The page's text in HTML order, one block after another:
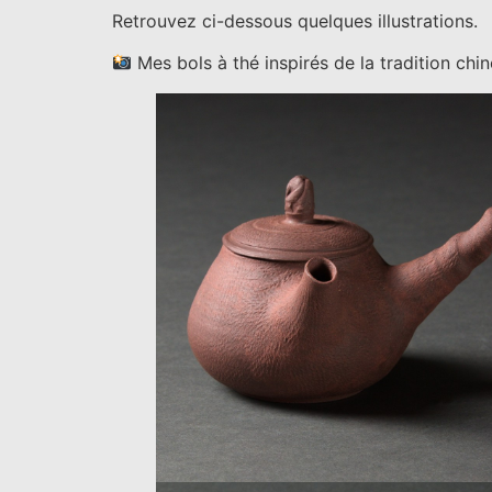
Retrouvez ci-dessous quelques illustrations.
Mes bols à thé inspirés de la tradition